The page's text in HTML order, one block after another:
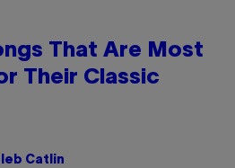
That Are Most
Their Classic
Catlin